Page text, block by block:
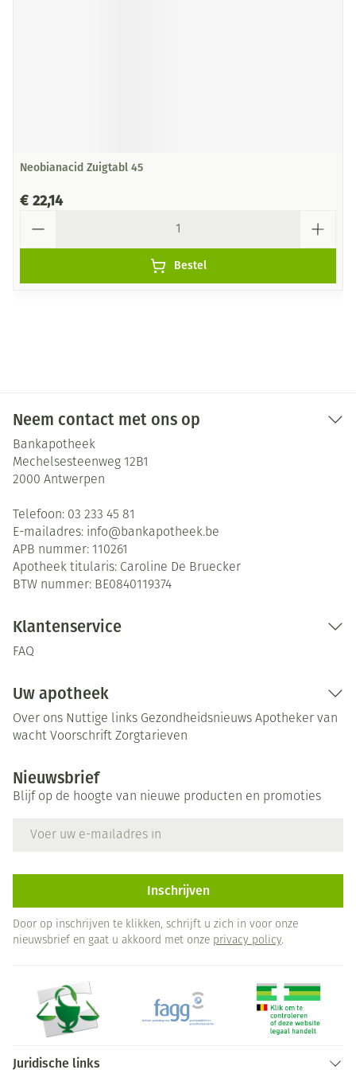
Neobianacid Zuigtabl 45
€ 22,14
Bestel
Neem contact met ons op
Bankapotheek
Mechelsesteenweg 12B1
2000 Antwerpen
Telefoon: 03 233 45 81
E-mailadres: info@bankapotheek.be
APB nummer: 110261
Apotheek titularis: Caroline De Bruecker
BTW nummer: BE0840119374
Klantenservice
FAQ
Uw apotheek
Over ons Nuttige links Gezondheidsnieuws Apotheker van
wacht Voorschrift Zorgtarieven
Nieuwsbrief
Blijf op de hoogte van nieuwe producten en promoties
Inschrijven
Door op inschrijven te klikken, schrijft u zich in voor onze
nieuwsbrief en gaat u akkoord met onze privacy policy.
Juridische links